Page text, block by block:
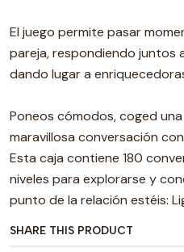
El juego permite pasar
pareja, respondiendo juntos
dando lugar a
Poneos cómodos, coged
maravillosa conversación
Esta caja contiene 180
niveles para explorarse y
punto de la relación estéis:
SHARE THIS PRODUCT